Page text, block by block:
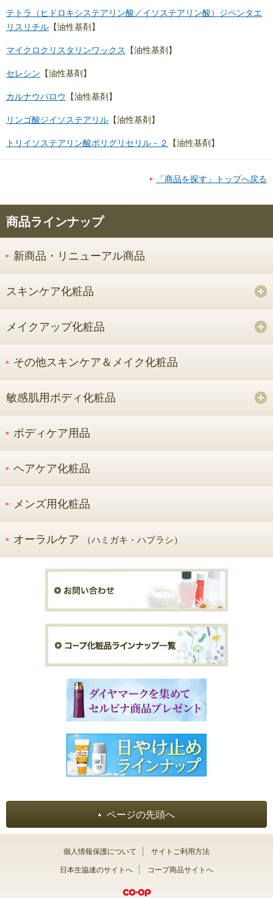
テトラ（ヒドロキシステアリン酸／イソステアリン酸）ジペンタエ
リスリチル 【油性基剤】
マイクロクリスタリンワックス 【油性基剤】
セレシン 【油性基剤】
カルナウバロウ 【油性基剤】
リンゴ酸ジイソステアリル 【油性基剤】
トリイソステアリン酸ポリグリセリル－２ 【油性基剤】
「商品を探す」トップへ戻る
商品ラインナップ
新商品・リニューアル商品
スキンケア化粧品
メイクアップ化粧品
その他スキンケア＆メイク化粧品
敏感肌用ボディ化粧品
ボディケア用品
ヘアケア化粧品
メンズ用化粧品
オーラルケア （ハミガキ・ハブラシ）
ページの先頭へ
個人情報保護について サイトご利用方法
日本生協連のサイトへ コープ商品サイトへ